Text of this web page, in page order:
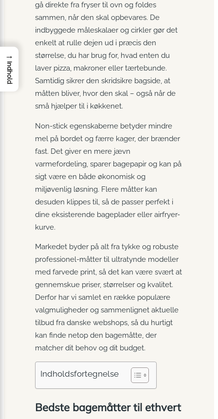
gå direkte fra fryser til ovn og foldes
sammen, når den skal opbevares. De
indbyggede måleskalaer og cirkler gør det
enkelt at rulle dejen ud i præcis den
størrelse, du har brug for, hvad enten du
laver pizza, makroner eller tærtebunde.
Samtidig sikrer den skridsikre bagside, at
måtten bliver, hvor den skal – også når de
små hjælper til i køkkenet.
Non-stick egenskaberne betyder mindre
mel på bordet og færre kager, der brænder
fast. Det giver en mere jævn
varmefordeling, sparer bagepapir og kan på
sigt være en både økonomisk og
miljøvenlig løsning. Flere måtter kan
desuden klippes til, så de passer perfekt i
dine eksisterende bageplader eller airfryer-
kurve.
Markedet byder på alt fra tykke og robuste
professionel-måtter til ultratynde modeller
med farvede print, så det kan være svært at
gennemskue priser, størrelser og kvalitet.
Derfor har vi samlet en række populære
valgmuligheder og sammenlignet aktuelle
tilbud fra danske webshops, så du hurtigt
kan finde netop den bagemåtte, der
matcher dit behov og dit budget.
Indholdsfortegnelse
Bedste bagemåtter til ethvert
→
Indhold